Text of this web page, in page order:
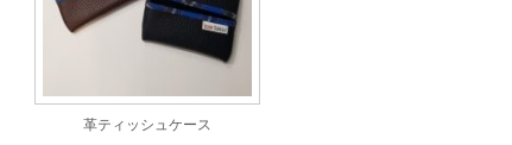
革ティッシュケース